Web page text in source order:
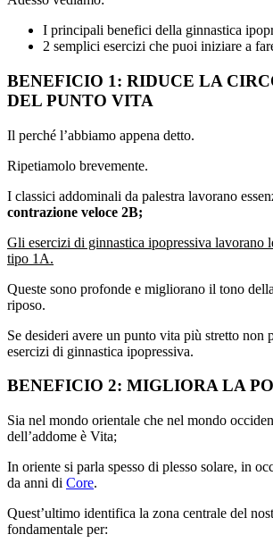
I principali benefici della ginnastica
2 semplici esercizi che puoi iniziare a
BENEFICIO 1: RIDUCE LA
DEL PUNTO VITA
Il perché l’abbiamo appena detto.
Ripetiamolo brevemente.
I classici addominali da palestra lavorano
contrazione veloce 2B;
Gli esercizi di ginnastica ipopressiva lavorano
tipo 1A.
Queste sono profonde e migliorano il tono
riposo.
Se desideri avere un punto vita più stretto non
esercizi di ginnastica ipopressiva.
BENEFICIO 2: MIGLIORA LA
Sia nel mondo orientale che nel mondo
dell’addome è Vita;
In oriente si parla spesso di plesso solare, in
da anni di Core.
Quest’ultimo identifica la zona centrale del
fondamentale per: